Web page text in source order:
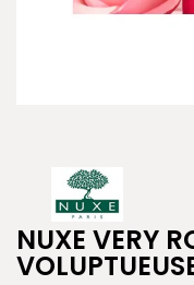
NUXE VERY